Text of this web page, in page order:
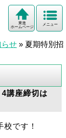
メニュー
東進
ホームページ
せ » 夏期特別招
講座締切は
です！